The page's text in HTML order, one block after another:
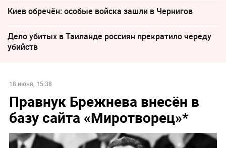
Киев обречён: особые войска зашли в Чернигов
Дело убитых в Таиланде россиян прекратило череду
убийств
18 июня, 15:38
Правнук Брежнева внесён в
базу сайта «Миротворец»*